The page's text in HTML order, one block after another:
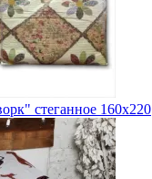
стеганное 160х220